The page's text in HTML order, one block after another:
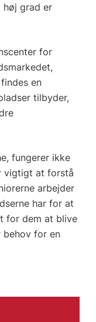
høj grad er
for
en
tilbyder,
fungerer ikke
vigtigt at forstå
arbejder
har for at
for dem at blive
behov for en